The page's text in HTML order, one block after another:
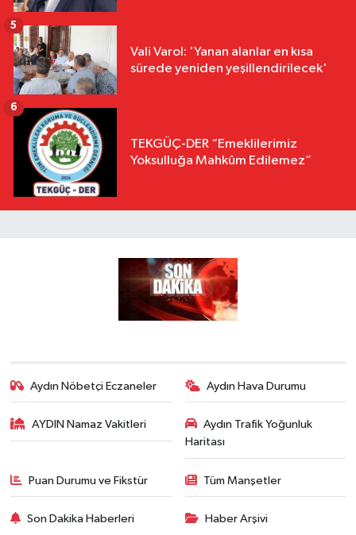
Vali Varol: 'Yanan alanlar en kısa
sürede yeniden yeşillendirilecek'
5
TEKGÜÇ-DER “Emeklilerimiz
Yoksulluğa Mahkûm Edilemez”
6
Aydın Nöbetçi Eczaneler Aydın Hava Durumu
AYDIN Namaz Vakitleri
Aydın Trafik Yoğunluk
Haritası
Puan Durumu ve Fikstür Tüm Manşetler
Son Dakika Haberleri Haber Arşivi